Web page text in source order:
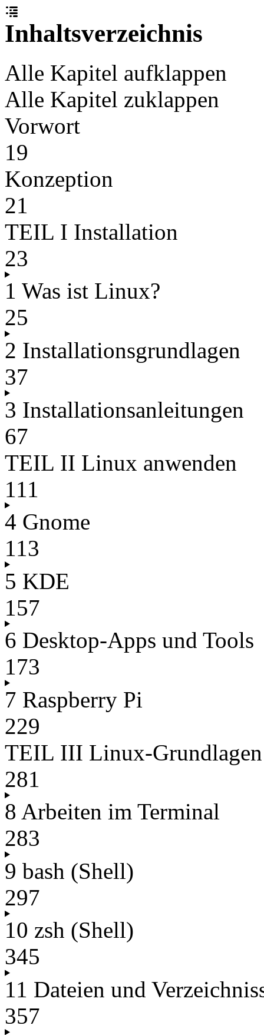
Inhaltsverzeichnis
Alle Kapitel aufklappen
Alle Kapitel zuklappen
Vorwort
19
Konzeption
21
TEIL I Installation
23
1 Was ist Linux?
25
2 Installationsgrundlagen
37
3 Installationsanleitungen
67
TEIL II Linux anwenden
111
4 Gnome
113
5 KDE
157
6 Desktop-Apps und Tools
173
7 Raspberry Pi
229
TEIL III Linux-Grundlagen
281
8 Arbeiten im Terminal
283
9 bash (Shell)
297
10 zsh (Shell)
345
11 Dateien und
357